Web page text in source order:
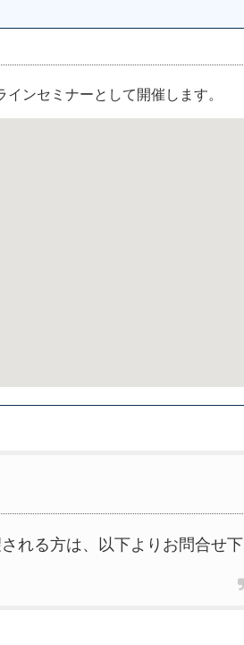
ンセミナーとして開催します。
れる方は、以下よりお問合せ下